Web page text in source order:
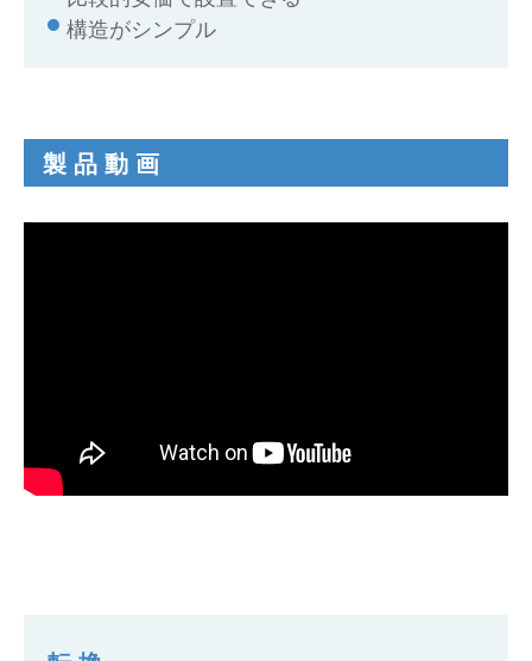
構造がシンプル
製品動画